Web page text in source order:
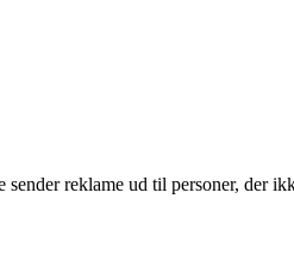
reklame ud til personer, der